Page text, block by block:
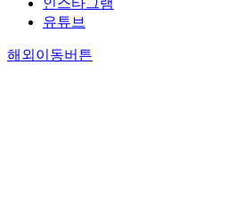
인스타그램
유튜브
해외이동버튼